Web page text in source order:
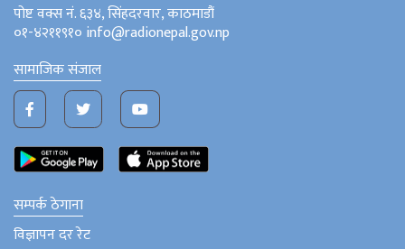
पोष्ट वक्स नं. ६३४, सिंहदरवार, काठमाडौं
०१-४२११९१० info@radionepal.gov.np
सामाजिक संजाल
सम्पर्क ठेगाना
विज्ञापन दर रेट